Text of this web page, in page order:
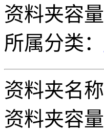
资料夹容
所属分类：
资料夹名称
资料夹容